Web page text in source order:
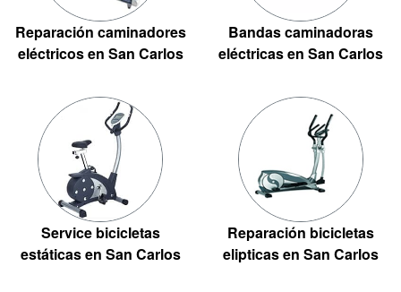
Reparación caminadores
eléctricos en San Carlos
Bandas caminadoras
eléctricas en San Carlos
Service bicicletas
estáticas en San Carlos
Reparación bicicletas
elipticas en San Carlos